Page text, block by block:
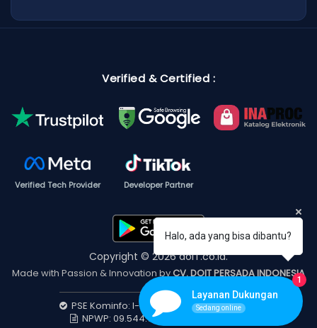
Halo, ada yang bisa dibantu?
Layanan Dukungan
Sedang online
1
Verified & Certified :
Verified Tech Provider Developer Partner
Copyright © 2026 doIT.co.id.
Made with Passion & Innovation byCV. DOIT PERSADA INDONESIA
PSE Kominfo: I-202512250233454686436
NPWP: 09.544.734.6-8403.000 (PKP)